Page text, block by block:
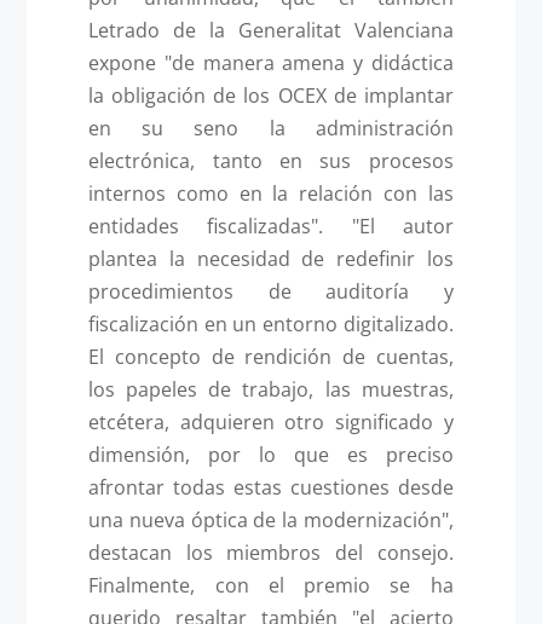
Letrado de la Generalitat Valenciana
expone "de manera amena y didáctica
la obligación de los OCEX de implantar
en su seno la administración
electrónica, tanto en sus procesos
internos como en la relación con las
entidades fiscalizadas". "El autor
plantea la necesidad de redefinir los
procedimientos de auditoría y
fiscalización en un entorno digitalizado.
El concepto de rendición de cuentas,
los papeles de trabajo, las muestras,
etcétera, adquieren otro significado y
dimensión, por lo que es preciso
afrontar todas estas cuestiones desde
una nueva óptica de la modernización",
destacan los miembros del consejo.
Finalmente, con el premio se ha
querido resaltar también "el acierto